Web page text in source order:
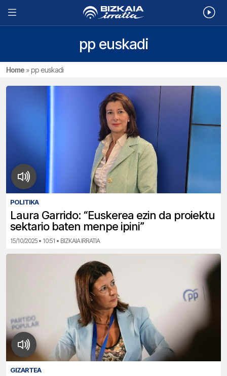
pp euskadi
Home »pp euskadi
POLITIKA
Laura Garrido: “Euskerea ezin da proiektu
sektario baten menpe ipini”
15/10/2025 • 10:51 • BIZKAIA IRRATIA
GIZARTEA